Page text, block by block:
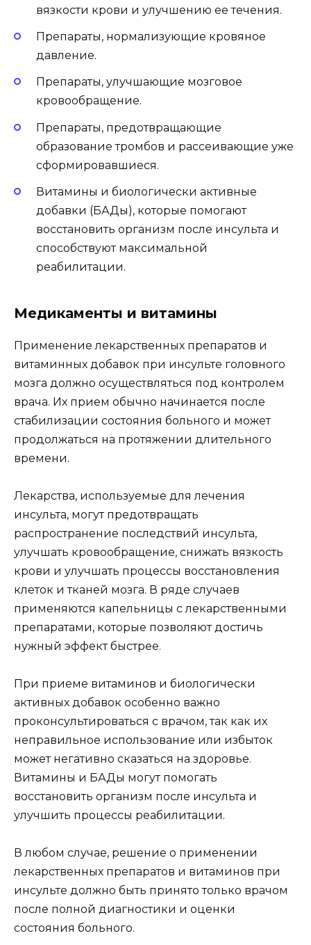
вязкости крови и улучшению ее течения.
Препараты, нормализующие кровяное
давление.
Препараты, улучшающие мозговое
кровообращение.
Препараты, предотвращающие
образование тромбов и рассеивающие уже
сформировавшиеся.
Витамины и биологически активные
добавки (БАДы), которые помогают
восстановить организм после инсульта и
способствуют максимальной
реабилитации.
Медикаменты и витамины
Применение лекарственных препаратов и
витаминных добавок при инсульте головного
мозга должно осуществляться под контролем
врача. Их прием обычно начинается после
стабилизации состояния больного и может
продолжаться на протяжении длительного
времени.
Лекарства, используемые для лечения
инсульта, могут предотвращать
распространение последствий инсульта,
улучшать кровообращение, снижать вязкость
крови и улучшать процессы восстановления
клеток и тканей мозга. В ряде случаев
применяются капельницы с лекарственными
препаратами, которые позволяют достичь
нужный эффект быстрее.
При приеме витаминов и биологически
активных добавок особенно важно
проконсультироваться с врачом, так как их
неправильное использование или избыток
может негативно сказаться на здоровье.
Витамины и БАДы могут помогать
восстановить организм после инсульта и
улучшить процессы реабилитации.
В любом случае, решение о применении
лекарственных препаратов и витаминов при
инсульте должно быть принято только врачом
после полной диагностики и оценки
состояния больного.